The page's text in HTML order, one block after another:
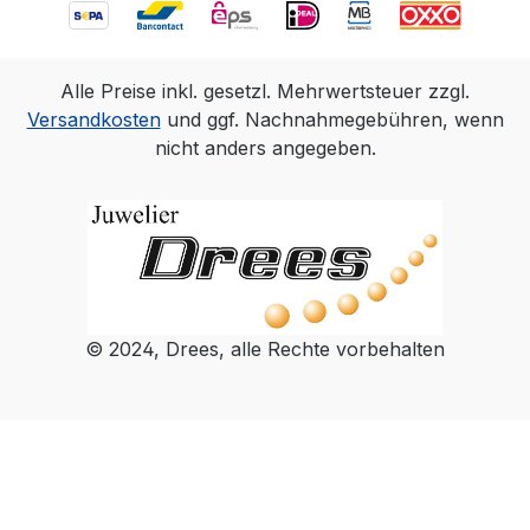
Alle Preise inkl. gesetzl. Mehrwertsteuer zzgl.
Versandkostenund ggf. Nachnahmegebühren, wenn
nicht anders angegeben.
© 2024, Drees, alle Rechte vorbehalten